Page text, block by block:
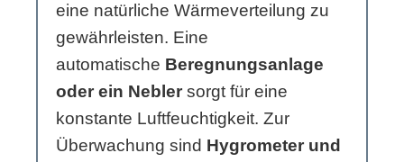
eine natürliche Wärmeverteilung zu
gewährleisten. Eine
automatische Beregnungsanlage
oder ein Nebler sorgt für eine
konstante Luftfeuchtigkeit. Zur
Überwachung sind Hygrometer und